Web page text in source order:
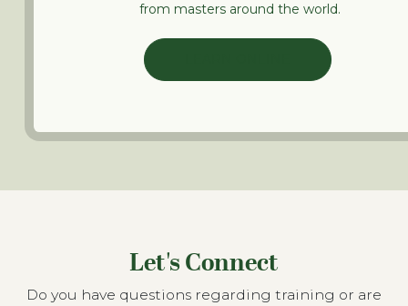
from masters around the world.
Let's Connect
Do you have questions regarding training or are